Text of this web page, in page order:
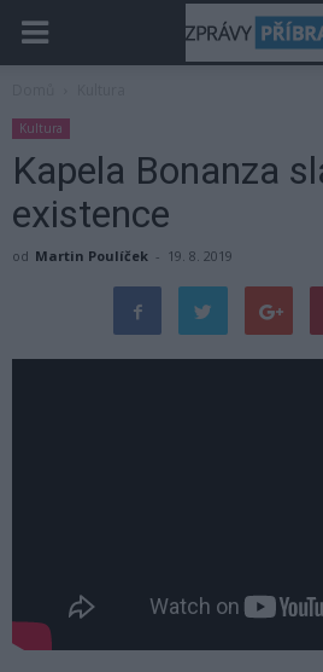
Kultura
Kapela Bonanza
existence
od Martin Poulíček - 19. 8. 2019